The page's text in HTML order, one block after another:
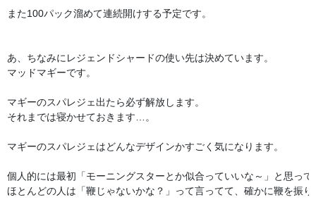
また100パック溜めて連続開けする予定です。
あ、ちなみにレジェンドシャードの使い先は決めています。
マッドマギーです。
マギーのスパレジェ出たら必ず解放します。
それまでは寝かせておきます…。
マギーのスパレジェはどんなデザインかすごく気になります。
個人的には最初「モーニングスターとか似合っていいな～」と思っ
ほとんどの人は「鞭じゃないかな？」って言ってて、確かに鞭を振